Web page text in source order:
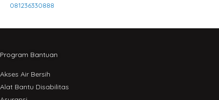
081236330888
Program Bantuan
Akses Air Bersih
Alat Bantu Disabilitas